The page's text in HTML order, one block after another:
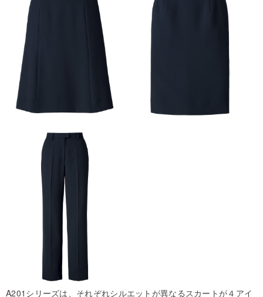
A201シリーズは、それぞれシルエットが異なるスカートが４アイ